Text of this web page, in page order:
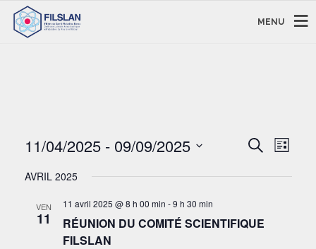
MENU
Recherche
DE
Liste
11/04/2025 - 09/09/2025
une
AVRIL 2025
VEN
11
11 avril 2025 @ 8 h 00 min -9 h 30 min
RÉUNION DU COMITÉ SCIENTIFIQUE
FILSLAN